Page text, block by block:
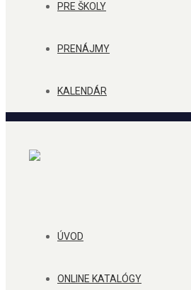
PRE ŠKOLY
PRENÁJMY
KALENDÁR
ÚVOD
ONLINE KATALÓGY